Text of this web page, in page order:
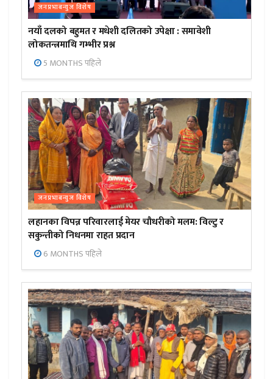
जनप्रभाबन्युज विशेष
नयाँ दलको बहुमत र मधेशी दलितको उपेक्षा : समावेशी
लोकतन्त्रमाथि गम्भीर प्रश्न
5 MONTHS पहिले
जनप्रभाबन्युज विशेष
लहानका विपन्न परिवारलाई मेयर चौधरीको मलम: विल्टु र
सकुन्तीको निधनमा राहत प्रदान
6 MONTHS पहिले